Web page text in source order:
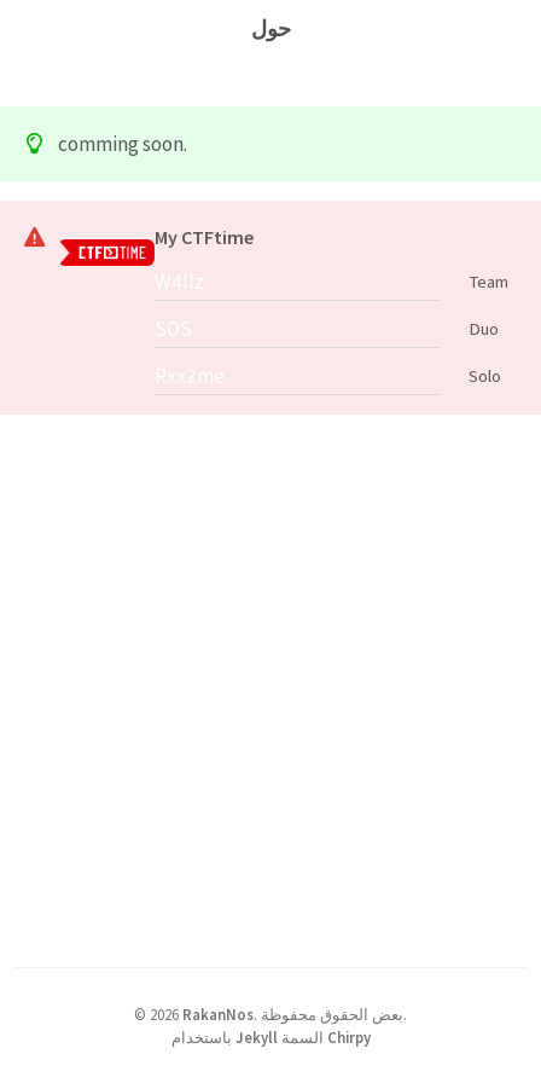
حول
comming soon.
My CTFtime
Team
Duo
Solo
© 2026 RakanNos.
بعض الحقوق محفوظة.
Jekyll Chirpy